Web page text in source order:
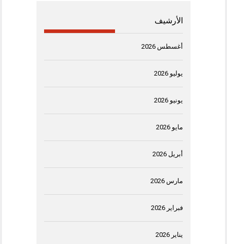
الأرشيف
أغسطس 2026
يوليو 2026
يونيو 2026
مايو 2026
أبريل 2026
مارس 2026
فبراير 2026
يناير 2026